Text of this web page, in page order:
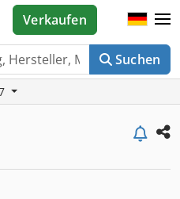
Suchen
Verkaufen